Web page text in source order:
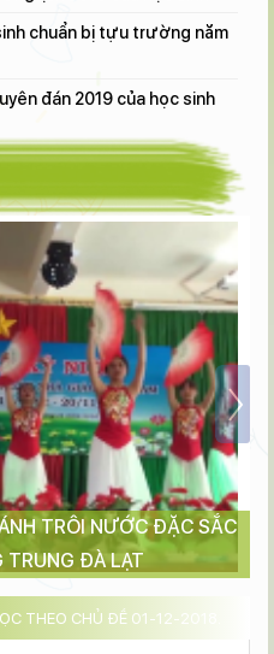
chuẩn bị tựu trường năm
đán 2019 của học sinh
TRÔI NƯỚC ĐẶC SẮC
TRUNG ĐÀ LẠT
THEO CHỦ ĐỀ 01-12-2018.